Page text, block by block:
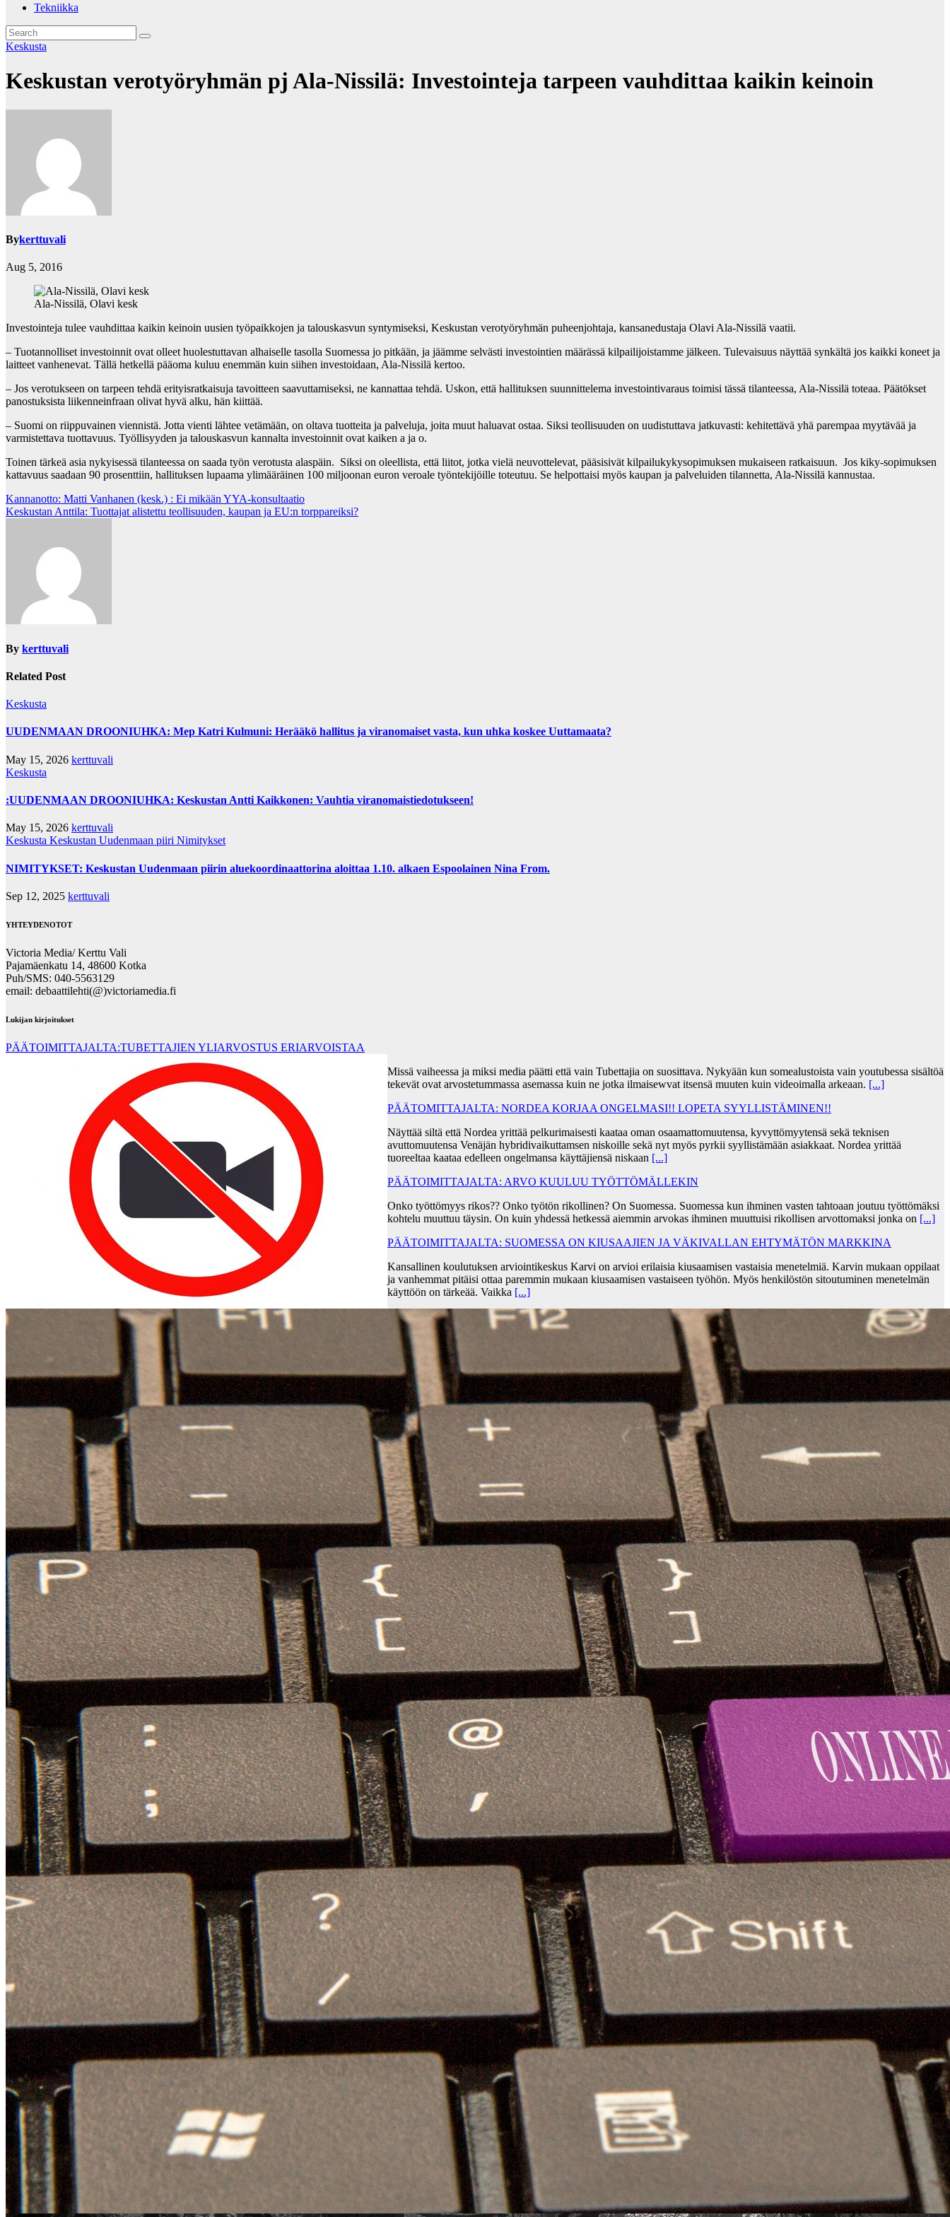
Tekniikka
Keskusta
Keskustan verotyöryhmän pj Ala-Nissilä: Investointeja tarpeen vauhdittaa kaikin keinoin
Bykerttuvali
Aug 5, 2016
Ala-Nissilä, Olavi kesk
Investointeja tulee vauhdittaa kaikin keinoin uusien työpaikkojen ja talouskasvun syntymiseksi, Keskustan verotyöryhmän puheenjohtaja, kansanedustaja Olavi Ala-Nissilä vaatii.
– Tuotannolliset investoinnit ovat olleet huolestuttavan alhaiselle tasolla Suomessa jo pitkään, ja jäämme selvästi investointien määrässä kilpailijoistamme jälkeen. Tulevaisuus näyttää synkältä jos kaikki koneet ja
laitteet vanhenevat. Tällä hetkellä pääoma kuluu enemmän kuin siihen investoidaan, Ala-Nissilä kertoo.
– Jos verotukseen on tarpeen tehdä erityisratkaisuja tavoitteen saavuttamiseksi, ne kannattaa tehdä. Uskon, että hallituksen suunnittelema investointivaraus toimisi tässä tilanteessa, Ala-Nissilä toteaa. Päätökset
panostuksista liikenneinfraan olivat hyvä alku, hän kiittää.
– Suomi on riippuvainen viennistä. Jotta vienti lähtee vetämään, on oltava tuotteita ja palveluja, joita muut haluavat ostaa. Siksi teollisuuden on uudistuttava jatkuvasti: kehitettävä yhä parempaa myytävää ja
varmistettava tuottavuus. Työllisyyden ja talouskasvun kannalta investoinnit ovat kaiken a ja o.
Toinen tärkeä asia nykyisessä tilanteessa on saada työn verotusta alaspäin. Siksi on oleellista, että liitot, jotka vielä neuvottelevat, pääsisivät kilpailukykysopimuksen mukaiseen ratkaisuun. Jos kiky-sopimuksen
kattavuus saadaan 90 prosenttiin, hallituksen lupaama ylimääräinen 100 miljoonan euron veroale työntekijöille toteutuu. Se helpottaisi myös kaupan ja palveluiden tilannetta, Ala-Nissilä kannustaa.
Post
navigation
Kannanotto: Matti Vanhanen (kesk.) : Ei mikään YYA-konsultaatio
Keskustan Anttila: Tuottajat alistettu teollisuuden, kaupan ja EU:n torppareiksi?
By kerttuvali
Related Post
Keskusta
UUDENMAAN DROONIUHKA: Mep Katri Kulmuni: Herääkö hallitus ja viranomaiset vasta, kun uhka koskee Uuttamaata?
May 15, 2026 kerttuvali
Keskusta
:UUDENMAAN DROONIUHKA: Keskustan Antti Kaikkonen: Vauhtia viranomaistiedotukseen!
May 15, 2026 kerttuvali
Keskusta Keskustan Uudenmaan piiri Nimitykset
NIMITYKSET: Keskustan Uudenmaan piirin aluekoordinaattorina aloittaa 1.10. alkaen Espoolainen Nina From.
Sep 12, 2025 kerttuvali
YHTEYDENOTOT
Victoria Media/ Kerttu Vali
Pajamäenkatu 14, 48600 Kotka
Puh/SMS: 040-5563129
email: debaattilehti(@)victoriamedia.fi
Lukijan kirjoitukset
PÄÄTOIMITTAJALTA:TUBETTAJIEN YLIARVOSTUS ERIARVOISTAA
Missä vaiheessa ja miksi media päätti että vain Tubettajia on suosittava. Nykyään kun somealustoista vain youtubessa sisältöä
tekevät ovat arvostetummassa asemassa kuin ne jotka ilmaisewvat itsensä muuten kuin videoimalla arkeaan. [...]
PÄÄTOMITTAJALTA: NORDEA KORJAA ONGELMASI!! LOPETA SYYLLISTÄMINEN!!
Näyttää siltä että Nordea yrittää pelkurimaisesti kaataa oman osaamattomuutensa, kyvyttömyytensä sekä teknisen
avuttomuutensa Venäjän hybridivaikuttamsen niskoille sekä nyt myös pyrkii syyllistämään asiakkaat. Nordea yrittää
tuoreeltaa kaataa edelleen ongelmansa käyttäjiensä niskaan [...]
PÄÄTOIMITTAJALTA: ARVO KUULUU TYÖTTÖMÄLLEKIN
Onko työttömyys rikos?? Onko työtön rikollinen? On Suomessa. Suomessa kun ihminen vasten tahtoaan joutuu työttömäksi
kohtelu muuttuu täysin. On kuin yhdessä hetkessä aiemmin arvokas ihminen muuttuisi rikollisen arvottomaksi jonka on [...]
PÄÄTOIMITTAJALTA: SUOMESSA ON KIUSAAJIEN JA VÄKIVALLAN EHTYMÄTÖN MARKKINA
Kansallinen koulutuksen arviointikeskus Karvi on arvioi erilaisia kiusaamisen vastaisia menetelmiä. Karvin mukaan oppilaat
ja vanhemmat pitäisi ottaa paremmin mukaan kiusaamisen vastaiseen työhön. Myös henkilöstön sitoutuminen menetelmän
käyttöön on tärkeää. Vaikka [...]